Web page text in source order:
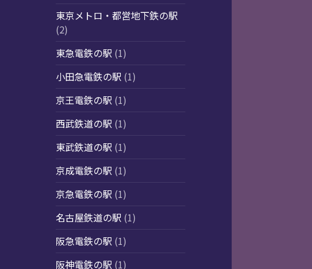
東京メトロ・都営地下鉄の駅
(2)
東急電鉄の駅 (1)
小田急電鉄の駅 (1)
京王電鉄の駅 (1)
西武鉄道の駅 (1)
東武鉄道の駅 (1)
京成電鉄の駅 (1)
京急電鉄の駅 (1)
名古屋鉄道の駅 (1)
阪急電鉄の駅 (1)
阪神電鉄の駅 (1)